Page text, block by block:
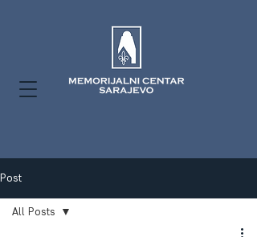
Post
All Posts